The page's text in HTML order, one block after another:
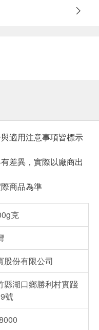
適用注意事項皆標示
差異，實際以廠商出
商品為準
克
股份有限公司
縣湖口鄉勝利村實踐
號